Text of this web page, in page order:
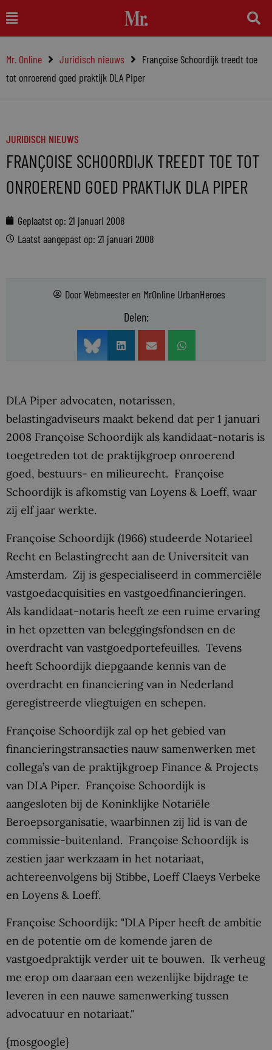
naar
inhoud
Main
Menu
Mr. Online Juridisch nieuws
Françoise Schoordijk treedt toe
tot onroerend goed praktijk DLA Piper
JURIDISCH NIEUWS
FRANÇOISE SCHOORDIJK TREEDT TOE TOT
ONROEREND GOED PRAKTIJK DLA PIPER
Geplaatst op: 21 januari 2008
Laatst aangepast op: 21 januari 2008
DoorWebmeesteren MrOnline UrbanHeroes
Delen:
DLA Piper advocaten, notarissen,
belastingadviseurs maakt bekend dat per 1 januari
2008 Françoise Schoordijk als kandidaat-notaris is
toegetreden tot de praktijkgroep onroerend
goed, bestuurs- en milieurecht. Françoise
Schoordijk is afkomstig van Loyens & Loeff, waar
zij elf jaar werkte.
Françoise Schoordijk (1966) studeerde Notarieel
Recht en Belastingrecht aan de Universiteit van
Amsterdam. Zij is gespecialiseerd in commerciële
vastgoedacquisities en vastgoedfinancieringen.
Als kandidaat-notaris heeft ze een ruime ervaring
in het opzetten van beleggingsfondsen en de
overdracht van vastgoedportefeuilles. Tevens
heeft Schoordijk diepgaande kennis van de
overdracht en financiering van in Nederland
geregistreerde vliegtuigen en schepen.
Françoise Schoordijk zal op het gebied van
financieringstransacties nauw samenwerken met
collega’s van de praktijkgroep Finance & Projects
van DLA Piper. Françoise Schoordijk is
aangesloten bij de Koninklijke Notariële
Beroepsorganisatie, waarbinnen zij lid is van de
commissie-buitenland. Françoise Schoordijk is
zestien jaar werkzaam in het notariaat,
achtereenvolgens bij Stibbe, Loeff Claeys Verbeke
en Loyens & Loeff.
Françoise Schoordijk: "DLA Piper heeft de ambitie
en de potentie om de komende jaren de
vastgoedpraktijk verder uit te bouwen. Ik verheug
me erop om daaraan een wezenlijke bijdrage te
leveren in een nauwe samenwerking tussen
advocatuur en notariaat."
{mosgoogle}